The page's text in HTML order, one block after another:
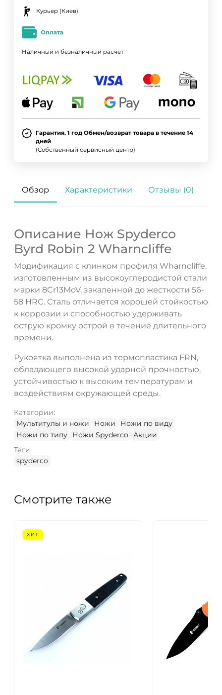
Курьер (Киев)
Оплата
Наличный и безналичный расчет
Гарантия. 1 год Обмен/возврат товара в течение 14
дней
(Собственный сервисный центр)
Обзор Характеристики Отзывы (0)
Описание Нож Spyderco
Byrd Robin 2 Wharncliffe
Модификация с клинком профиля Wharncliffe,
изготовленным из высокоуглеродистой стали
марки 8Cr13MoV, закаленной до жесткости 56-
58 HRC. Сталь отличается хорошей стойкостью
к коррозии и способностью удерживать
острую кромку острой в течение длительного
времени.
Рукоятка выполнена из термопластика FRN,
обладающего высокой ударной прочностью,
устойчивостью к высоким температурам и
воздействиям окружающей среды.
Категории:
Мультитулы и ножи
Ножи
Ножи по виду
Ножи по типу
Ножи Spyderco
Акции
Теги:
spyderco
Смотрите также
ХИТ
ДА НЕТ